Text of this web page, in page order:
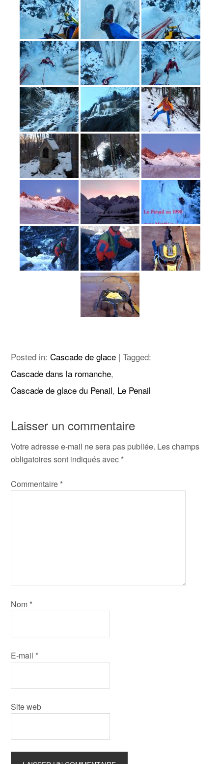
Posted in:Cascade de glace |Tagged:
Cascade dans la romanche,
Cascade de glace du Penail, Le Penail
Laisser un commentaire
Votre adresse e-mail ne sera pas publiée. Les champs
obligatoires sont indiqués avec *
Commentaire *
Nom *
E-mail *
Site web